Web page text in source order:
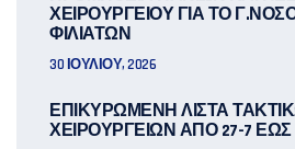
ΧΕΙΡΟΥΡΓΕΙΟΥ ΓΙΑ ΤΟ
ΦΙΛΙΑΤΩΝ
30 ΙΟΥΛΊΟΥ, 2026
ΕΠΙΚΥΡΩΜΕΝΗ ΛΙΣΤΑ
ΧΕΙΡΟΥΡΓΕΙΩΝ ΑΠΟ 27-7 ΕΩΣ